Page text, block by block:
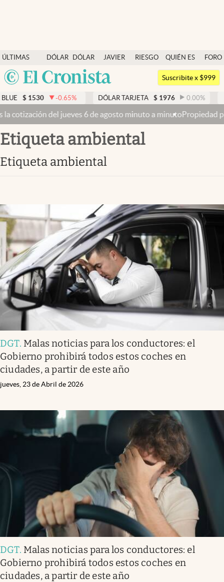
ÚLTIMAS
NOTICIAS
DÓLAR
DÓLAR
BLUE
JAVIER
RIESGO
QUIÉN ES
QUIÉN
FORO
Argentina
México
USA
Dólar
Members
Economía y Política
Finanzas y Mercados
Mercados Online
Infotechnology
Clase
Clima
Mundial 2026
Eventos Corporativos
El Cronista Studio
Mediakit
abre en nueva pestaña
Argentina
Suscribite x $999
$ 1530 -0.65% DÓLAR TARJETA $ 1976 0.00 %
del jueves 6 de agosto minuto a minutoPropiedad privada: con
etiqueta ambiental
etiqueta ambiental
DGT. Malas noticias para los conductores: el
Gobierno prohibirá todos estos coches en
ciudades, a partir de este año
jueves, 23 de Abril de 2026
DGT. Malas noticias para los conductores: el
Gobierno prohibirá todos estos coches en
ciudades, a partir de este año